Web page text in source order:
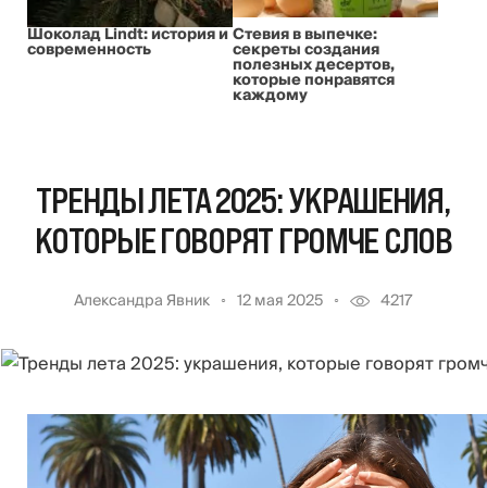
Шоколад Lindt: история и
современность
Стевия в выпечке:
секреты создания
полезных десертов,
которые понравятся
каждому
ТРЕНДЫ ЛЕТА 2025: УКРАШЕНИЯ,
КОТОРЫЕ ГОВОРЯТ ГРОМЧЕ СЛОВ
Александра Явник 12 мая 2025 4217